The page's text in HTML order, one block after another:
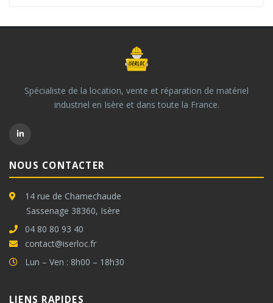
Spécialiste de la location, vente et réparation de matériel
industriel en Isère et dans toute la France.
NOUS CONTACTER
14 rue de Chamechaude
Sassenage 38360, Isère
04 80 80 93 40
contact@iserloc.fr
Lun – Ven : 8h00 – 18h30
LIENS RAPIDES